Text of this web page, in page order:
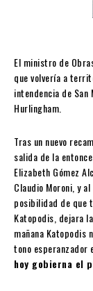
El ministro de
que volvería a
intendencia de
Hurlingham.
Tras un nuevo
salida de la
Elizabeth Gómez
Claudio Moroni, y
posibilidad de que
Katopodis, dejara
mañana Katopodis
tono esperanzador
hoy gobierna el